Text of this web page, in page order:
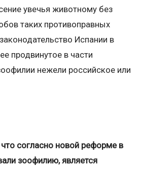
увечья животному без
таких противоправных
Испании в
продвинутое в части
нежели российское или
согласно новой реформе в
зоофилию, является